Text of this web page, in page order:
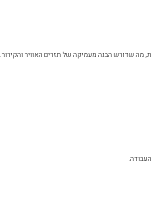
מה שדורש הבנה מעמיקה של תזרים האוויר והקירור.